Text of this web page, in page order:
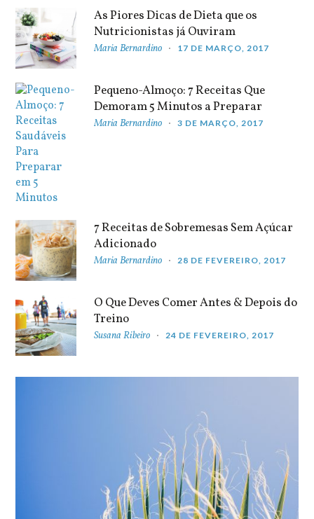
As Piores Dicas de Dieta que os
Nutricionistas já Ouviram
Maria Bernardino 17 DE MARÇO, 2017
Pequeno-Almoço: 7 Receitas Que
Demoram 5 Minutos a Preparar
Maria Bernardino 3 DE MARÇO, 2017
7 Receitas de Sobremesas Sem Açúcar
Adicionado
Maria Bernardino 28 DE FEVEREIRO, 2017
O Que Deves Comer Antes & Depois do
Treino
Susana Ribeiro 24 DE FEVEREIRO, 2017